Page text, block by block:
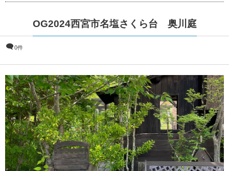
OG2024西宮市名塩さくら台 奥川庭
0件